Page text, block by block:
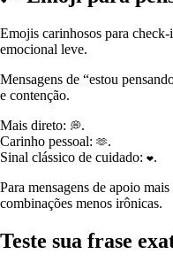
Emojis carinhosos para
emocional leve.
Mensagens de “estou
e contenção.
Mais direto: 💭.
Carinho pessoal: 🫶.
Sinal clássico de cuidado: ❤️.
Para mensagens de apoio
combinações menos irônicas.
Teste sua frase